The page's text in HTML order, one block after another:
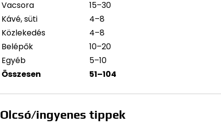
Vacsora
15–30
Kávé, süti
4–8
Közlekedés
4–8
Belépők
10–20
Egyéb
5–10
Összesen
51–104
Olcsó/ingyenes tippek